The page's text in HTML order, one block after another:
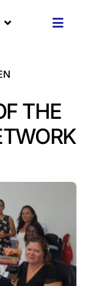
Toggle
THE